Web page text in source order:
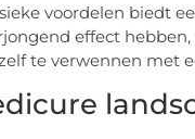
voordelen biedt
effect
te verwennen met